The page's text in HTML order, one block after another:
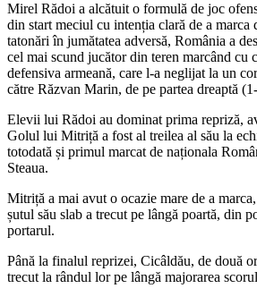
Mirel Rădoi a alcătuit o formulă de joc
din start meciul cu intenția clară de a marca
tatonări în jumătatea adversă, România a
cel mai scund jucător din teren marcând cu
defensiva armeană, care l-a neglijat la un
către Răzvan Marin, de pe partea dreaptă
Elevii lui Rădoi au dominat prima repriză,
Golul lui Mitriță a fost al treilea al său la
totodată și primul marcat de naționala
Steaua.
Mitriță a mai avut o ocazie mare de a
șutul său slab a trecut pe lângă poartă, din
portarul.
Până la finalul reprizei, Cicâldău, de două
trecut la rândul lor pe lângă majorarea